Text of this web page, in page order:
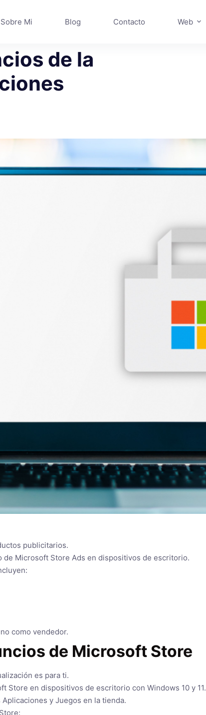
Sobre Mi Blog Contacto Web
de la
publicitarios.
Microsoft Store Ads en dispositivos de escritorio.
como vendedor.
de Microsoft Store
es para ti.
Store en dispositivos de escritorio con Windows 10 y 11.
y Juegos en la tienda.